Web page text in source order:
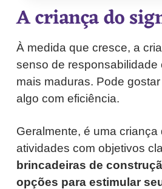
A criança do
À medida que cresce, a
senso de
mais maduras. Pode
algo com eficiência.
Geralmente, é uma
atividades com objetivos
brincadeiras de
opções para estimular